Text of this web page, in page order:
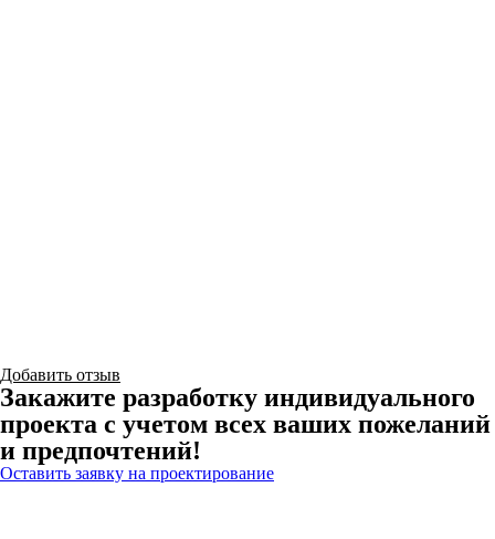
Добавить отзыв
Закажите разработку индивидуального
проекта с учетом всех ваших пожеланий
и предпочтений!
Оставить заявку на проектирование